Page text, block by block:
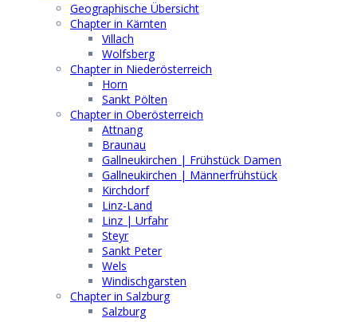
Geographische Übersicht
Chapter in Kärnten
Villach
Wolfsberg
Chapter in Niederösterreich
Horn
Sankt Pölten
Chapter in Oberösterreich
Attnang
Braunau
Gallneukirchen | Frühstück Damen
Gallneukirchen | Männerfrühstück
Kirchdorf
Linz-Land
Linz | Urfahr
Steyr
Sankt Peter
Wels
Windischgarsten
Chapter in Salzburg
Salzburg